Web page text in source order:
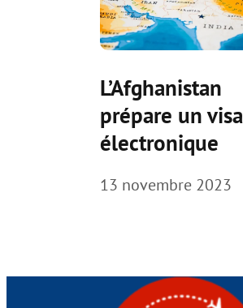
L’Afghanistan
prépare un visa
électronique
13 novembre 2023